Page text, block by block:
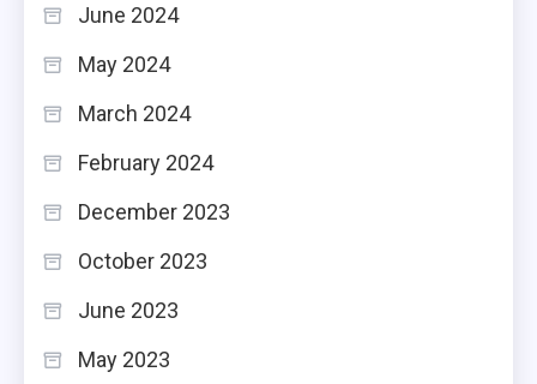
June 2024
May 2024
March 2024
February 2024
December 2023
October 2023
June 2023
May 2023